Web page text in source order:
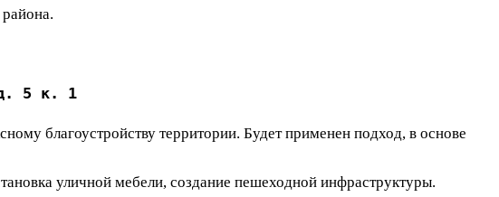
д. 5 к. 1
благоустройству территории. Будет применен подход, в основе
уличной мебели, создание пешеходной инфраструктуры.